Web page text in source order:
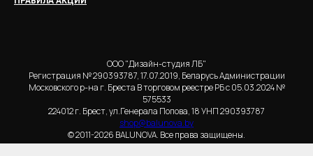
ООО "Дизайн-студия ЛБ"
Регистрация № 290393787, 17.07.2019, Беларусь Администрации
Московского р-на г. Бреста В торговом реестре РБ с 05.03.2024 №
575533
224012 г. Брест, ул.Генерала Попова, 18 УНП 290393787
shop@balunova.by
© 2011-2026 BALUNOVA. Все права защищены.